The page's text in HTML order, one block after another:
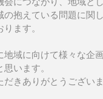
抱えている問題に関
ます。
域に向けて様々な企
思います。
きありがとうございま